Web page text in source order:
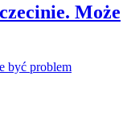
Może